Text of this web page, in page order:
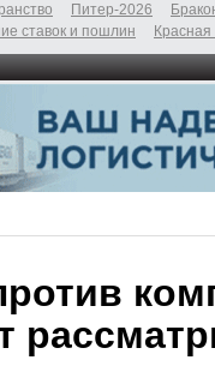
Питер-2026
ставок и пошлин